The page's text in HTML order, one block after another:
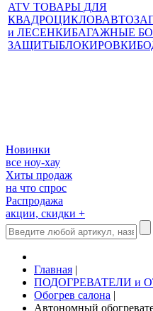
ATV ТОВАРЫ ДЛЯ
КВАДРОЦИКЛОВ
и ЛЕСЕНКИБАГАЖНЫЕ
ЗАЩИТЫБЛОКИРОВКИ
Новинки
все ноу-хау
Хиты продаж
на что спрос
Распродажа
акции, скидки +
Главная |
ПОДОГРЕВАТЕЛИ и
Обогрев салона |
Автономный